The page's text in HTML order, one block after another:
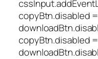
copyBtn.disabled
copyBtn.disabled